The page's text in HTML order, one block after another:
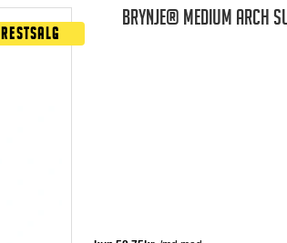
Restsalg
BRYNJE® MEDIUM ARCH